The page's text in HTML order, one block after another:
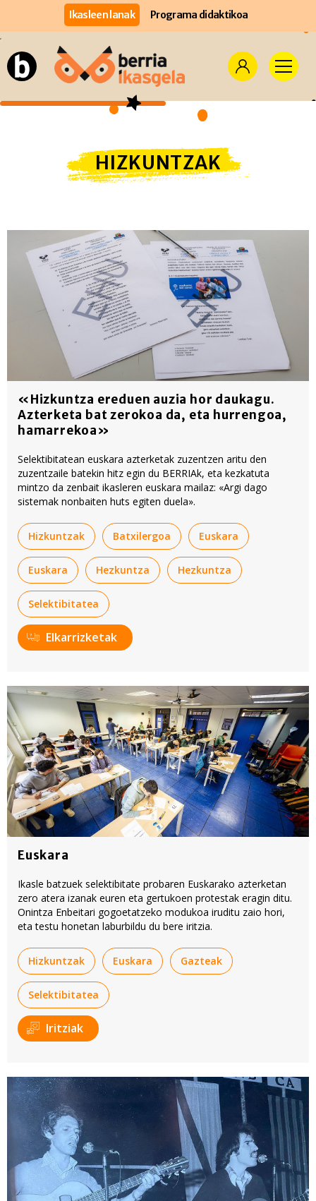
Ikasleen lanak Programa didaktikoa
HIZKUNTZAK
«Hizkuntza ereduen auzia hor daukagu.
Azterketa bat zerokoa da, eta hurrengoa,
hamarrekoa»
Selektibitatean euskara azterketak zuzentzen aritu den
zuzentzaile batekin hitz egin du BERRIAk, eta kezkatuta
mintzo da zenbait ikasleren euskara mailaz: «Argi dago
sistemak nonbaiten huts egiten duela».
Hizkuntzak Batxilergoa Euskara
Euskara Hezkuntza Hezkuntza
Selektibitatea
Elkarrizketak
Euskara
Ikasle batzuek selektibitate probaren Euskarako azterketan
zero atera izanak euren eta gertukoen protestak eragin ditu.
Onintza Enbeitari gogoetatzeko modukoa iruditu zaio hori,
eta testu honetan laburbildu du bere iritzia.
Hizkuntzak Euskara Gazteak
Selektibitatea
Iritziak